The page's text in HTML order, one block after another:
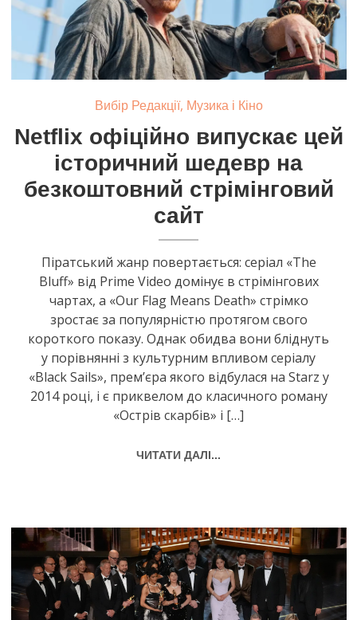
Вибір Редакції, Музика і Кіно
Netflix офіційно випускає цей
історичний шедевр на
безкоштовний стрімінговий
сайт
Піратський жанр повертається: серіал «The
Bluff» від Prime Video домінує в стрімінгових
чартах, а «Our Flag Means Death» стрімко
зростає за популярністю протягом свого
короткого показу. Однак обидва вони бліднуть
у порівнянні з культурним впливом серіалу
«Black Sails», прем’єра якого відбулася на Starz у
2014 році, і є приквелом до класичного роману
«Острів скарбів» і […]
ЧИТАТИ ДАЛІ...